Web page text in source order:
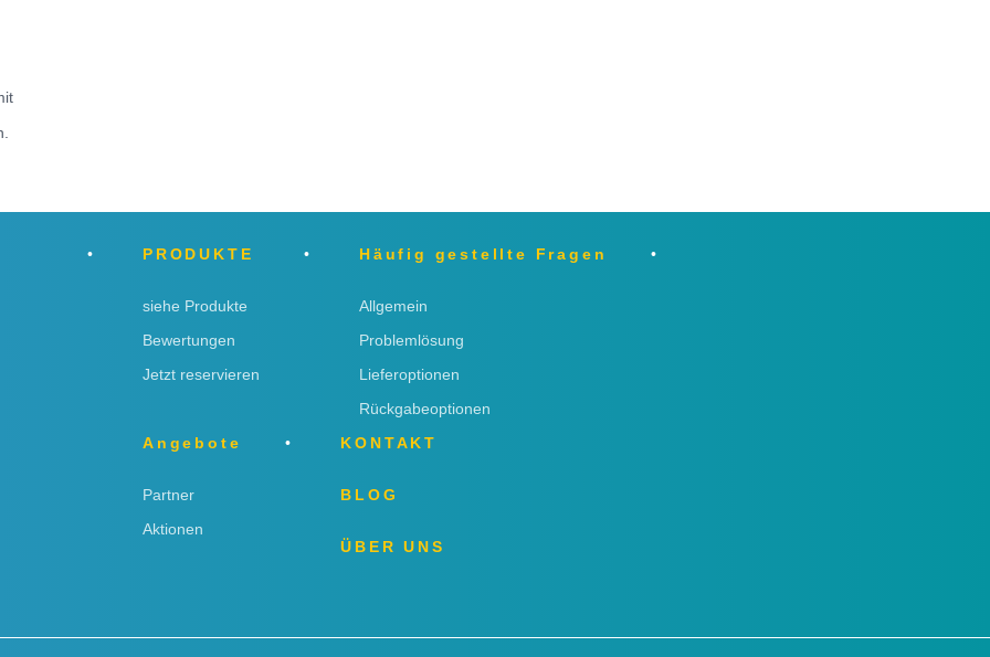
PRODUKTE
siehe Produkte
Bewertungen
Jetzt reservieren
Häufig gestellte Fragen
Allgemein
Problemlösung
Lieferoptionen
Rückgabeoptionen
Angebote
Partner
Aktionen
KONTAKT
BLOG
ÜBER UNS